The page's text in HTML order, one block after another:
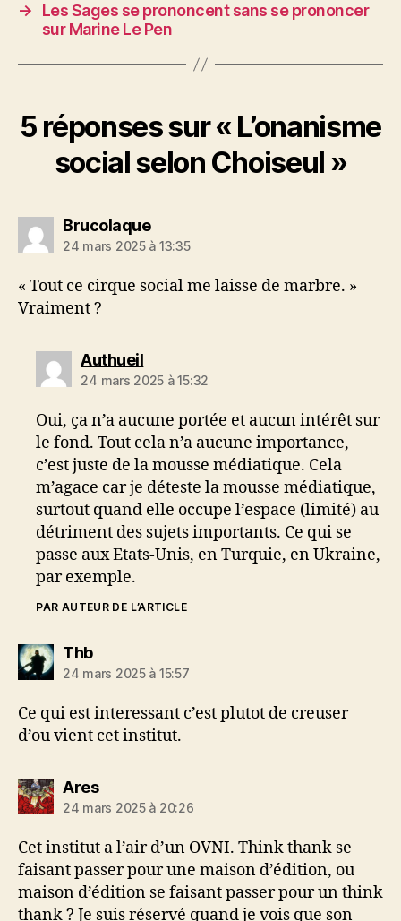
→
Les Sages se prononcent sans se prononcer
sur Marine Le Pen
5 réponses sur « L’onanisme
social selon Choiseul »
Brucolaquedit :
24 mars 2025 à 13:35
« Tout ce cirque social me laisse de marbre. »
Vraiment ?
Authueildit :
24 mars 2025 à 15:32
Oui, ça n’a aucune portée et aucun intérêt sur
le fond. Tout cela n’a aucune importance,
c’est juste de la mousse médiatique. Cela
m’agace car je déteste la mousse médiatique,
surtout quand elle occupe l’espace (limité) au
détriment des sujets importants. Ce qui se
passe aux Etats-Unis, en Turquie, en Ukraine,
par exemple.
PAR AUTEUR DE L’ARTICLE
Thbdit :
24 mars 2025 à 15:57
Ce qui est interessant c’est plutot de creuser
d’ou vient cet institut.
Aresdit :
24 mars 2025 à 20:26
Cet institut a l’air d’un OVNI. Think thank se
faisant passer pour une maison d’édition, ou
maison d’édition se faisant passer pour un think
thank ? Je suis réservé quand je vois que son